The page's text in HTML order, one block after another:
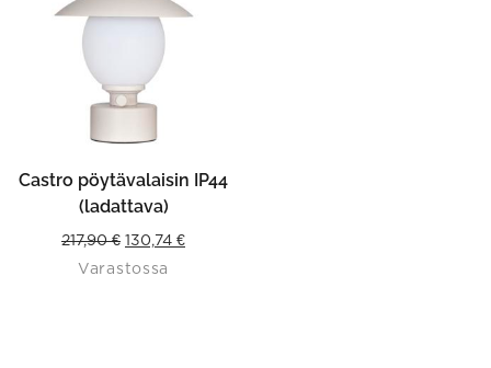
Castro pöytävalaisin IP44
(ladattava)
217,90€ Original
price
130,74 €Current
Varastossa